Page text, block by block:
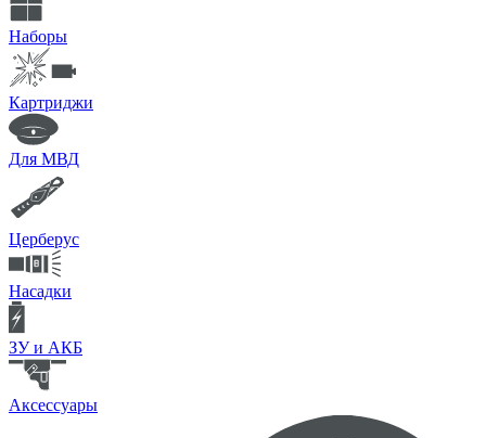
Наборы
Картриджи
Для МВД
Церберус
Насадки
ЗУ и АКБ
Аксессуары